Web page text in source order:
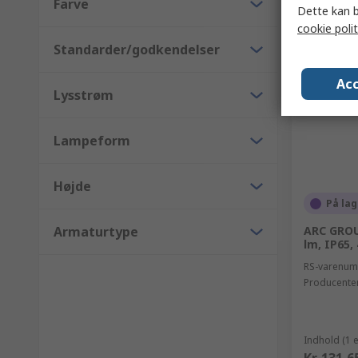
Farve
Standarder/godkendelser
Lysstrøm
Lampeform
Højde
Armaturtype
På
ARC
lm, IP65,
RS-
Indhold (1
Dette kan
cookie